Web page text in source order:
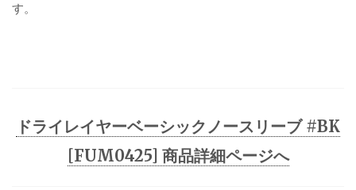
す。
ドライレイヤーベーシックノースリーブ #BK
[FUM0425] 商品詳細ページへ